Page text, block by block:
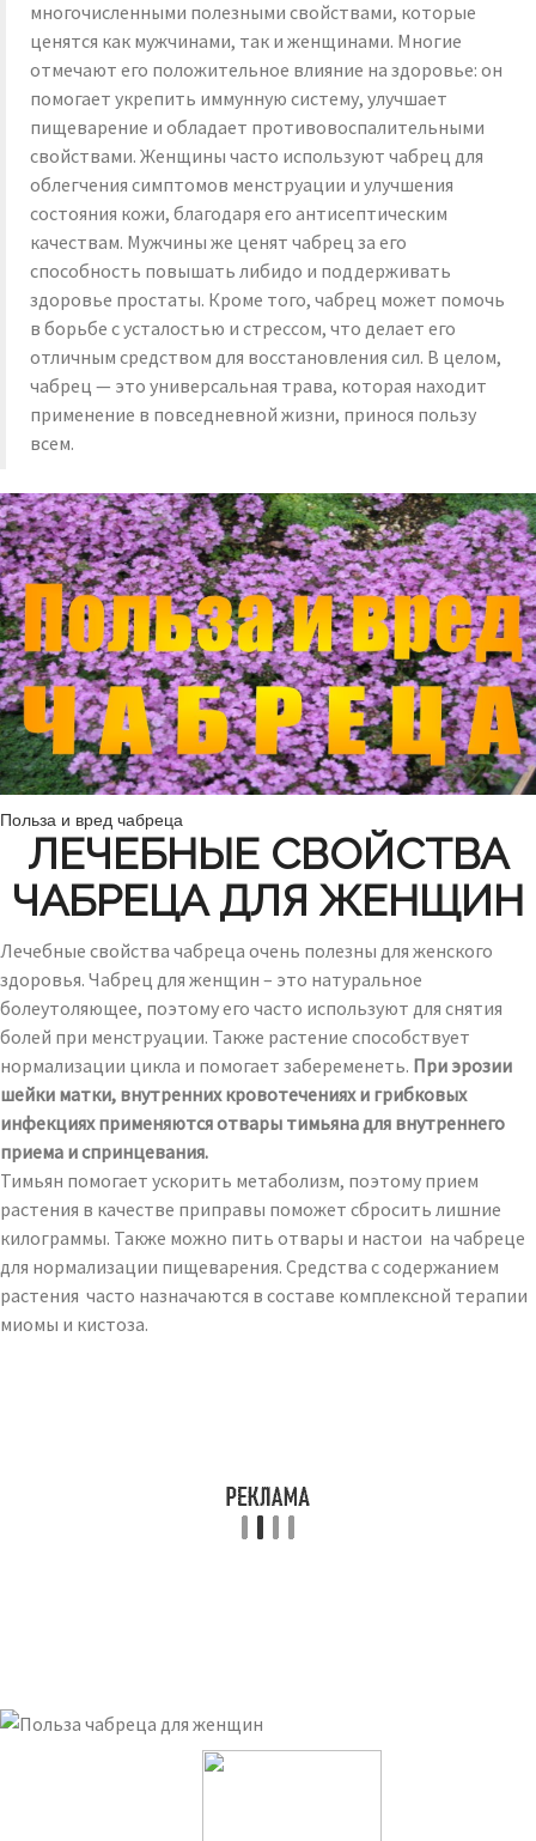
многочисленными полезными свойствами, которые
ценятся как мужчинами, так и женщинами. Многие
отмечают его положительное влияние на здоровье: он
помогает укрепить иммунную систему, улучшает
пищеварение и обладает противовоспалительными
свойствами. Женщины часто используют чабрец для
облегчения симптомов менструации и улучшения
состояния кожи, благодаря его антисептическим
качествам. Мужчины же ценят чабрец за его
способность повышать либидо и поддерживать
здоровье простаты. Кроме того, чабрец может помочь
в борьбе с усталостью и стрессом, что делает его
отличным средством для восстановления сил. В целом,
чабрец — это универсальная трава, которая находит
применение в повседневной жизни, принося пользу
всем.
Польза и вред чабреца
ЛЕЧЕБНЫЕ СВОЙСТВА
ЧАБРЕЦА ДЛЯ ЖЕНЩИН
Лечебные свойства чабреца очень полезны для женского
здоровья. Чабрец для женщин – это натуральное
болеутоляющее, поэтому его часто используют для снятия
болей при менструации. Также растение способствует
нормализации цикла и помогает забеременеть. При эрозии
шейки матки, внутренних кровотечениях и грибковых
инфекциях применяются отвары тимьяна для внутреннего
приема и спринцевания.
Тимьян помогает ускорить метаболизм, поэтому прием
растения в качестве приправы поможет сбросить лишние
килограммы. Также можно пить отвары и настои на чабреце
для нормализации пищеварения. Средства с содержанием
растения часто назначаются в составе комплексной терапии
миомы и кистоза.